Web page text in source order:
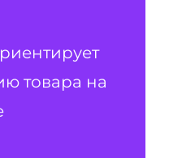
товара на